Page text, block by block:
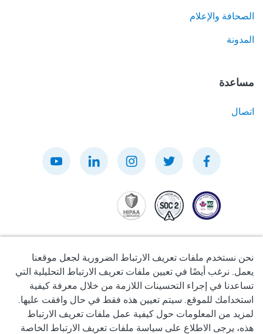
الصحافة والإعلام
المدونة
مساعدة
اتصال
سياسة الخصوصية
شروط الاستخدام
نحن نستخدم ملفات تعريف الارتباط الضرورية لجعل موقعنا
يعمل. نرغب أيضًا في تعيين ملفات تعريف الارتباط التحليلية التي
تساعدنا في إجراء التحسينات اللازمة من خلال معرفة كيفية
استخدامك للموقع. سيتم تعيين هذه فقط في حال وافقت عليها.
لمزيد من المعلومات حول كيفية عمل ملفات تعريف الارتباط
هذه، يرجى الاطلاع على سياسة ملفات تعريف الارتباط الخاصة